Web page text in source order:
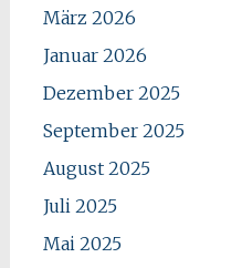
März 2026
Januar 2026
Dezember 2025
September 2025
August 2025
Juli 2025
Mai 2025